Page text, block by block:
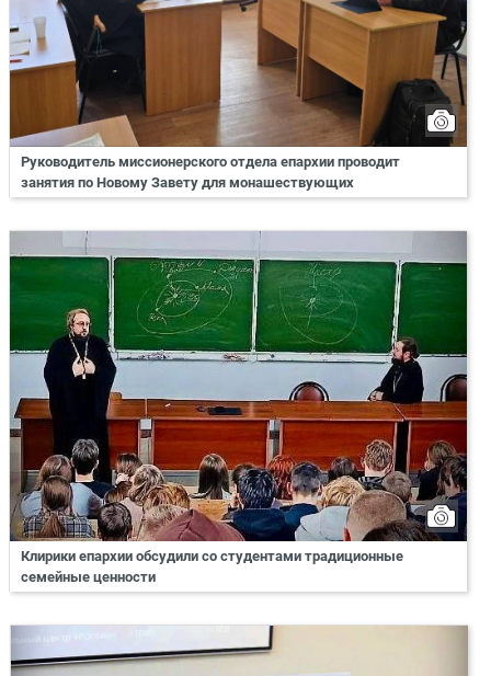
Руководитель миссионерского отдела епархии проводит
занятия по Новому Завету для монашествующих
Клирики епархии обсудили со студентами традиционные
семейные ценности